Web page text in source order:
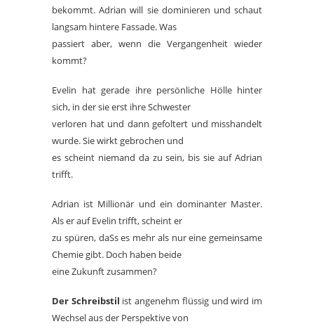
bekommt. Adrian will sie dominieren und schaut
langsam hintere Fassade. Was
passiert aber, wenn die Vergangenheit wieder
kommt?
Evelin hat gerade ihre persönliche Hölle hinter
sich, in der sie erst ihre Schwester
verloren hat und dann gefoltert und misshandelt
wurde. Sie wirkt gebrochen und
es scheint niemand da zu sein, bis sie auf Adrian
trifft.
Adrian ist Millionär und ein dominanter Master.
Als er auf Evelin trifft, scheint er
zu spüren, daSs es mehr als nur eine gemeinsame
Chemie gibt. Doch haben beide
eine Zukunft zusammen?
Der Schreibstil ist angenehm flüssig und wird im
Wechsel aus der Perspektive von